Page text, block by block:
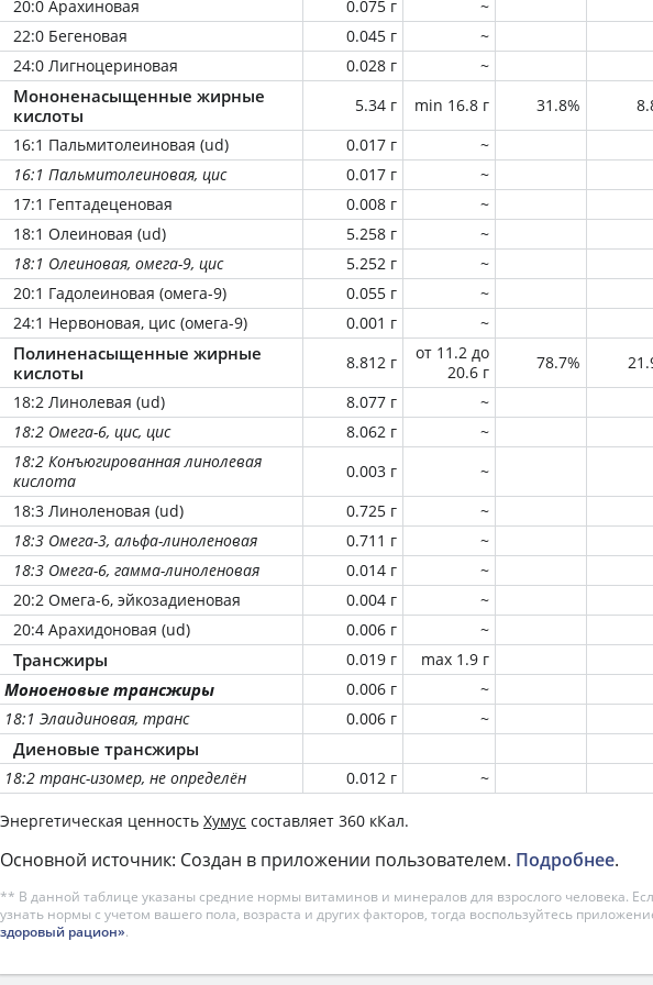
20:0 Арахиновая
0.075 г
~
22:0 Бегеновая
0.045 г
~
24:0 Лигноцериновая
0.028 г ~
Мононенасыщенные жирные
кислоты
5.34 г min 16.8 г 31.8%
16:1 Пальмитолеиновая (ud)
0.017 г
~
16:1 Пальмитолеиновая, цис
0.017 г
~
17:1 Гептадеценовая
0.008 г
~
18:1 Олеиновая (ud)
5.258 г
~
18:1 Олеиновая, омега-9, цис
5.252 г
~
20:1 Гадолеиновая (омега-9)
0.055 г
~
24:1 Нервоновая, цис (омега-9)
0.001 г ~
Полиненасыщенные жирные
кислоты
8.812 г
от 11.2 до
20.6 г
78.7%
18:2 Линолевая (ud)
8.077 г
~
18:2 Омега-6, цис, цис
8.062 г
~
18:2 Конъюгированная линолевая
кислота
0.003 г
~
18:3 Линоленовая (ud)
0.725 г
~
18:3 Омега-3, альфа-линоленовая
0.711 г
~
18:3 Омега-6, гамма-линоленовая
0.014 г
~
20:2 Омега-6, эйкозадиеновая
0.004 г
~
20:4 Арахидоновая (ud)
0.006 г ~
Трансжиры 0.019 г max 1.9 г
Моноеновые трансжиры 0.006 г
~
18:1 Элаидиновая, транс
0.006 г ~
Диеновые трансжиры
18:2 транс-изомер, не определён 0.012 г ~
Энергетическая ценность Хумус составляет 360 кКал.
Основной источник: Создан в приложении пользователем. Подробнее.
** В данной таблице указаны средние нормы витаминов и минералов для взрослого человека.
узнать нормы с учетом вашего пола, возраста и других факторов, тогда воспользуйтесь
здоровый рацион».